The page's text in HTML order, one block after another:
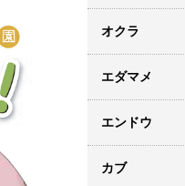
オクラ
エダマメ
エンドウ
カブ